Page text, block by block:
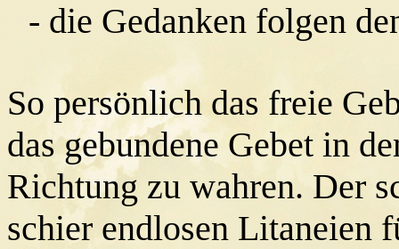
- die Gedanken folgen
So persönlich das freie
das gebundene Gebet in
Richtung zu wahren. Der
schier endlosen Litaneien